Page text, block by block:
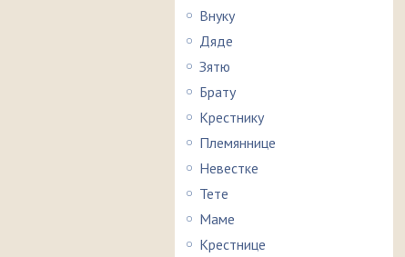
Внуку
Дяде
Зятю
Брату
Крестнику
Племяннице
Невестке
Тете
Маме
Крестнице